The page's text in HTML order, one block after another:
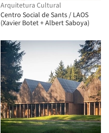
Arquitetura Cultural
Centro Social de Sants / LAOS
(Xavier Botet + Albert Saboya)